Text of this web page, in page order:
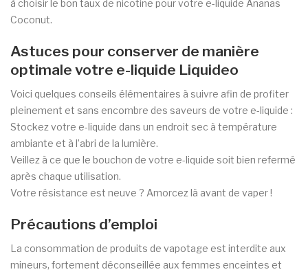
à choisir le bon taux de nicotine pour votre e-liquide Ananas
Coconut.
Astuces pour conserver de manière
optimale votre e-liquide Liquideo
Voici quelques conseils élémentaires à suivre afin de profiter
pleinement et sans encombre des saveurs de votre e-liquide :
Stockez votre e-liquide dans un endroit sec à température
ambiante et à l’abri de la lumière.
Veillez à ce que le bouchon de votre e-liquide soit bien refermé
après chaque utilisation.
Votre résistance est neuve ? Amorcez là avant de vaper !
Précautions d’emploi
La consommation de produits de vapotage est interdite aux
mineurs, fortement déconseillée aux femmes enceintes et